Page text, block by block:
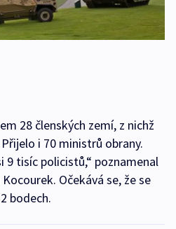
28 členských zemí, z nichž
i 70 ministrů obrany.
9 tisíc policistů,“ poznamenal
Očekává se, že se
bodech.